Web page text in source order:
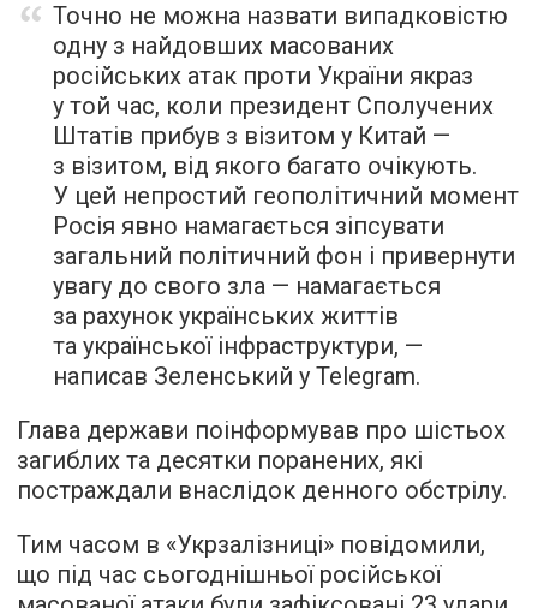
Точно не можна назвати випадковістю
одну з найдовших масованих
російських атак проти України якраз
у той час, коли президент Сполучених
Штатів прибув з візитом у Китай —
з візитом, від якого багато очікують.
У цей непростий геополітичний момент
Росія явно намагається зіпсувати
загальний політичний фон і привернути
увагу до свого зла — намагається
за рахунок українських життів
та української інфраструктури, —
написав Зеленський у Telegram.
Глава держави поінформував про шістьох
загиблих та десятки поранених, які
постраждали внаслідок денного обстрілу.
Тим часом в «Укрзалізниці» повідомили,
що під час сьогоднішньої російської